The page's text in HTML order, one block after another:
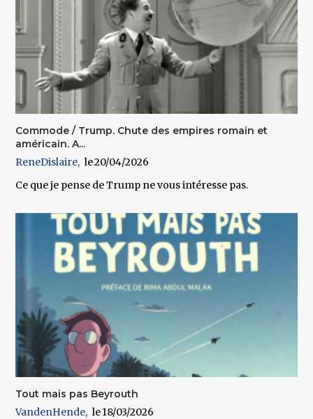
Commode / Trump. Chute des empires romain et
américain. A...
ReneDislaire
20/04/2026
Ce que je pense de Trump ne vous intéresse pas.
Tout mais pas Beyrouth
VandenHende
18/03/2026